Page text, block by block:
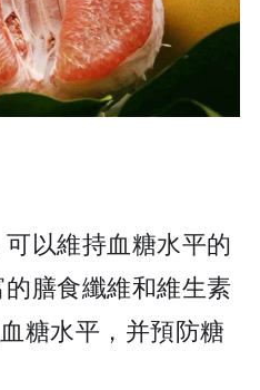
以維持血糖水平的
膳食纖維和維生素
糖水平，并預防糖